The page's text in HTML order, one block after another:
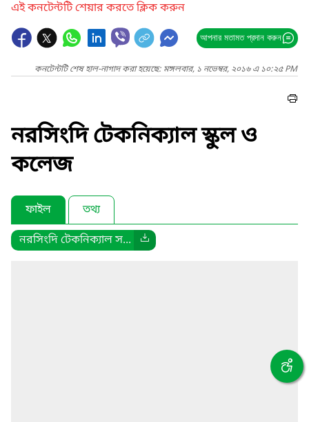
এই কনটেন্টটি শেয়ার করতে ক্লিক করুন
আপনার মতামত প্রদান করুন
কনটেন্টটি শেষ হাল-নাগাদ করা হয়েছে: মঙ্গলবার, ১ নভেম্বর, ২০১৬ এ ১০:২৫ PM
নরসিংদি টেকনিক্যাল স্কুল ও
কলেজ
ফাইল
তথ্য
নরসিংদি টেকনিক্যাল স...